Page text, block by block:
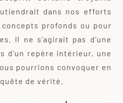
dans nos efforts
profonds ou pour
Il ne s’agirait pas d’une
d’un repère intérieur, une
pourrions convoquer en
de vérité.